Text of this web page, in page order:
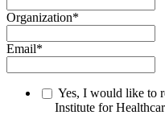
Organization*
Email*
Yes, I would like to
Institute for